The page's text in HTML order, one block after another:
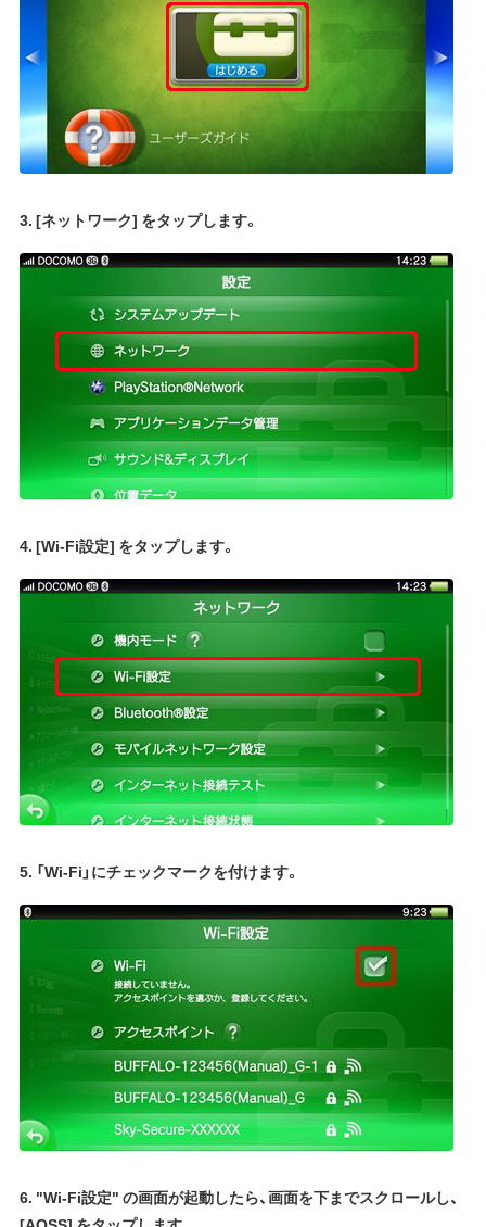
3. [ネットワーク] をタップします。
4. [Wi-Fi設定] をタップします。
5. 「Wi-Fi」にチェックマークを付けます。
6. "Wi-Fi設定" の画面が起動したら、画面を下までスクロールし、